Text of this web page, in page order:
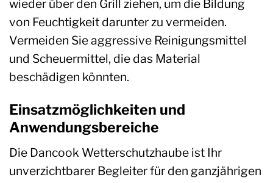
wieder über den Grill ziehen, um die Bildung
von Feuchtigkeit darunter zu vermeiden.
Vermeiden Sie aggressive Reinigungsmittel
und Scheuermittel, die das Material
beschädigen könnten.
Einsatzmöglichkeiten und
Anwendungsbereiche
Die Dancook Wetterschutzhaube ist Ihr
unverzichtbarer Begleiter für den ganzjährigen